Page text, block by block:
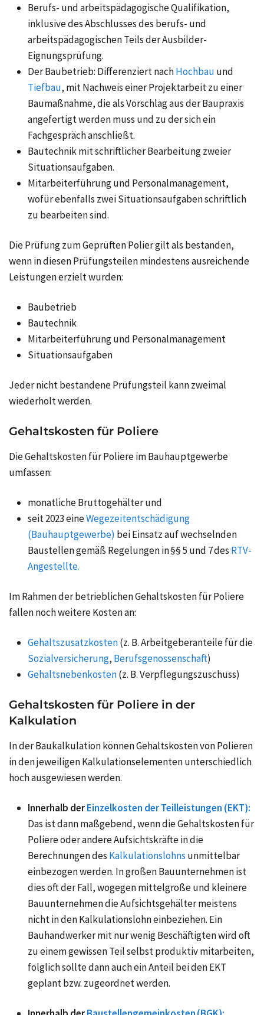
Berufs- und arbeitspädagogische Qualifikation,
inklusive des Abschlusses des berufs- und
arbeitspädagogischen Teils der Ausbilder-
Eignungsprüfung.
Der Baubetrieb: Differenziert nachHochbau und
Tiefbau, mit Nachweis einer Projektarbeit zu einer
Baumaßnahme, die als Vorschlag aus der Baupraxis
angefertigt werden muss und zu der sich ein
Fachgespräch anschließt.
Bautechnik mit schriftlicher Bearbeitung zweier
Situationsaufgaben.
Mitarbeiterführung und Personalmanagement,
wofür ebenfalls zwei Situationsaufgaben schriftlich
zu bearbeiten sind.
Die Prüfung zum Geprüften Polier gilt als bestanden,
wenn in diesen Prüfungsteilen mindestens ausreichende
Leistungen erzielt wurden:
Baubetrieb
Bautechnik
Mitarbeiterführung und Personalmanagement
Situationsaufgaben
Jeder nicht bestandene Prüfungsteil kann zweimal
wiederholt werden.
Gehaltskosten für Poliere
Die Gehaltskosten für Poliere im Bauhauptgewerbe
umfassen:
monatliche Bruttogehälter und
seit 2023 eineWegezeitentschädigung
(Bauhauptgewerbe) bei Einsatz auf wechselnden
Baustellen gemäß Regelungen in §§ 5 und 7 des RTV-
Angestellte.
Im Rahmen der betrieblichen Gehaltskosten für Poliere
fallen noch weitere Kosten an:
Gehaltszusatzkosten(z. B. Arbeitgeberanteile für die
Sozialversicherung, Berufsgenossenschaft)
Gehaltsnebenkosten(z. B.Verpflegungszuschuss)
Gehaltskosten für Poliere in der
Kalkulation
In derBaukalkulationkönnen Gehaltskosten von Polieren
in den jeweiligen Kalkulationselementen unterschiedlich
hoch ausgewiesen werden.
Innerhalb derEinzelkosten der Teilleistungen (EKT):
Das ist dann maßgebend, wenn die Gehaltskosten für
Poliere oder andere Aufsichtskräfte in die
Berechnungen des Kalkulationslohns unmittelbar
einbezogen werden. In großen Bauunternehmen ist
dies oft der Fall, wogegen mittelgroße und kleinere
Bauunternehmen die Aufsichtsgehälter meistens
nicht in den Kalkulationslohn einbeziehen. Ein
Bauhandwerker mit nur wenig Beschäftigten wird oft
zu einem gewissen Teil selbst produktiv mitarbeiten,
folglich sollte dann auch ein Anteil bei den EKT
geplant bzw. zugeordnet werden.